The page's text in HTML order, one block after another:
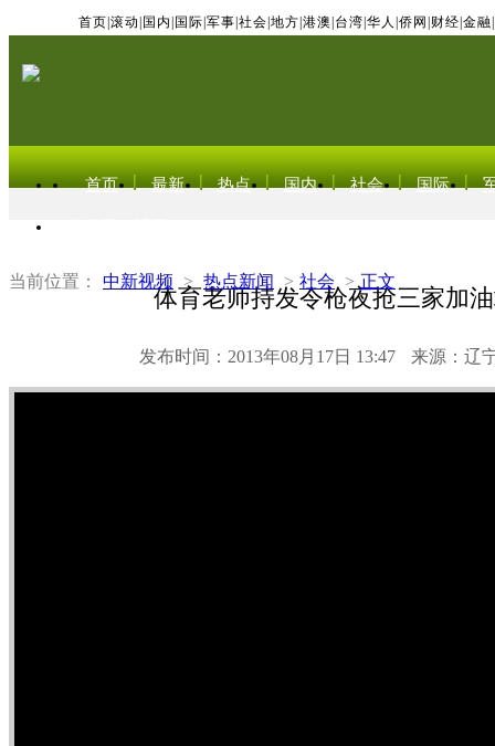
首页 滚动 国内 国际 军事 社会 地方 港澳 台湾 华人 侨网 财经 金融
首页 最新 热点 国内 社会 国际
当前位置： 中新视频 > 热点新闻 > 社会 > 正文
体育老师持发令枪夜抢三家加
发布时间：2013年08月17日 13:47 来源：辽